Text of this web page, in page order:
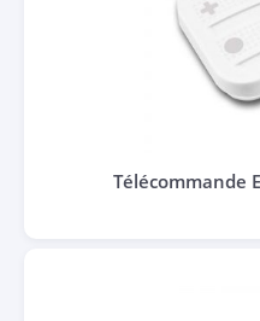
Télécommande